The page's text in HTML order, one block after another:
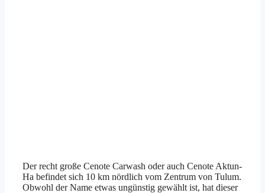
Der recht große Cenote Carwash oder auch Cenote Aktun-
Ha befindet sich 10 km nördlich vom Zentrum von Tulum.
Obwohl der Name etwas ungünstig gewählt ist, hat dieser